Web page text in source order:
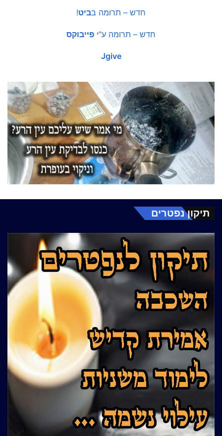
חדש – תרומה בביט!
חדש – תרומה ע"י פייבוקס
Jgive
תיקון נפטרים